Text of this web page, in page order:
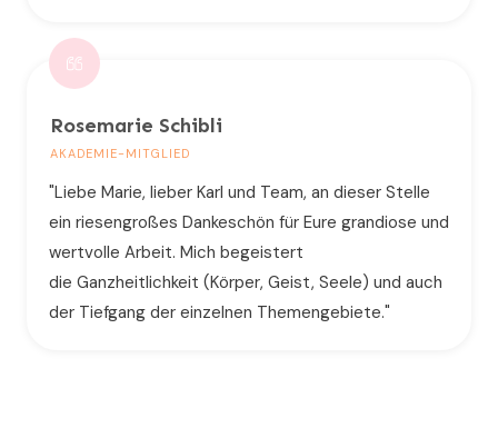
Rosemarie Schibli
AKADEMIE-MITGLIED
"Liebe Marie, lieber Karl und Team, an dieser Stelle
ein riesengroßes Dankeschön für Eure grandiose und
wertvolle Arbeit. Mich begeistert
die Ganzheitlichkeit (Körper, Geist, Seele) und auch
der Tiefgang der einzelnen Themengebiete."